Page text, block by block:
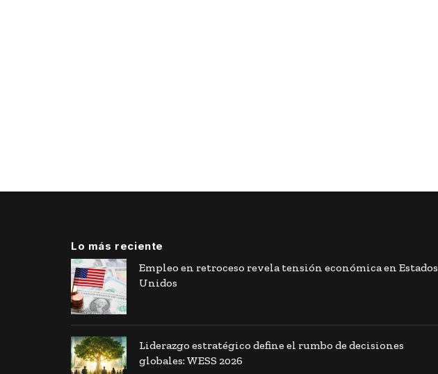
Lo más reciente
Empleo en retroceso revela tensión económica en Estados
Unidos
Liderazgo estratégico define el rumbo de decisiones
globales: WESS 2026